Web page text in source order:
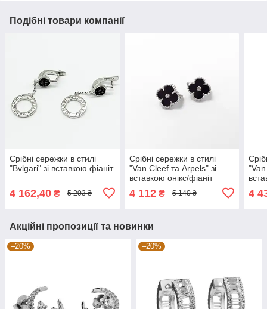
Подібні товари компанії
Срібні сережки в стилі
"Bvlgari" зі вставкою фіаніт
4 162,40 ₴ 5 203 ₴
Срібні сережки в стилі
"Van Cleef та Arpels" зі
вставкою онікс/фіаніт
4 112₴ 5 140 ₴ 4
Акційні пропозиції та новинки
–20% –20%